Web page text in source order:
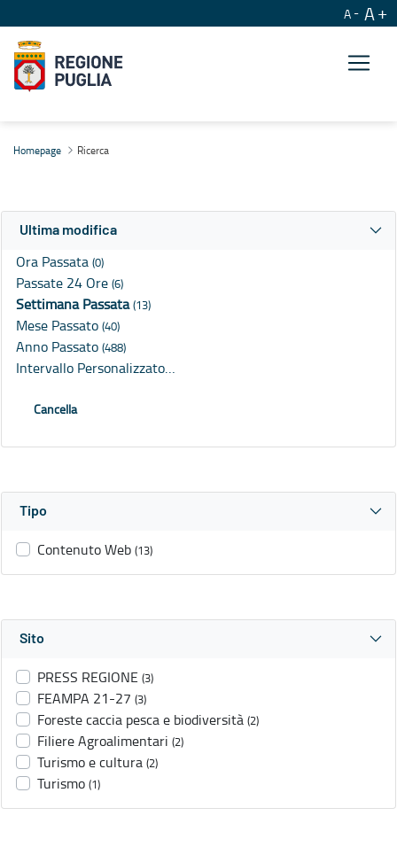
A A
Homepage Ricerca
Ultima modifica
Ora Passata (0)
Passate 24 Ore (6)
Settimana Passata(13)
Mese Passato (40)
Anno Passato (488)
Intervallo Personalizzato…
Cancella
Tipo
Contenuto Web (13)
Sito
PRESS REGIONE (3)
FEAMPA 21-27 (3)
Foreste caccia pesca e biodiversità (2)
Filiere Agroalimentari (2)
Turismo e cultura (2)
Turismo (1)